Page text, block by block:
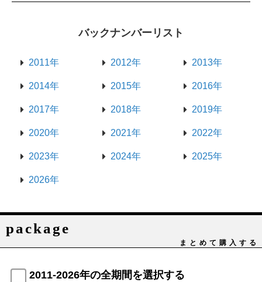
バックナンバーリスト
2011年 2012年 2013年
2014年 2015年 2016年
2017年 2018年 2019年
2020年 2021年 2022年
2023年 2024年 2025年
2026年
package
まとめて購入する
2011-2026年の全期間を選択する